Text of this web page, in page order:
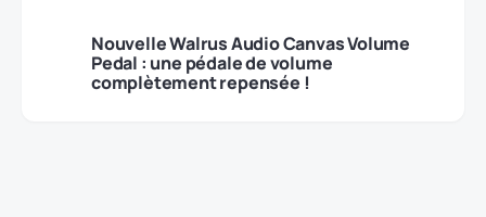
Nouvelle Walrus Audio Canvas Volume
Pedal : une pédale de volume
complètement repensée !